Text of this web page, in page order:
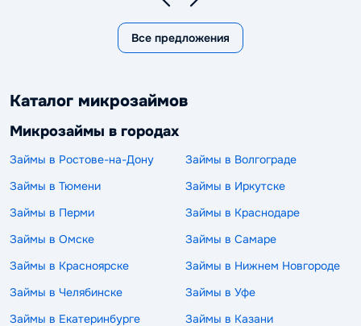
Все предложения
Каталог микрозаймов
Микрозаймы в городах
Займы в Ростове-на-Дону
Займы в Волгограде
Займы в Тюмени
Займы в Иркутске
Займы в Перми
Займы в Краснодаре
Займы в Омске
Займы в Самаре
Займы в Красноярске
Займы в Нижнем Новгороде
Займы в Челябинске
Займы в Уфе
Займы в Екатеринбурге
Займы в Казани